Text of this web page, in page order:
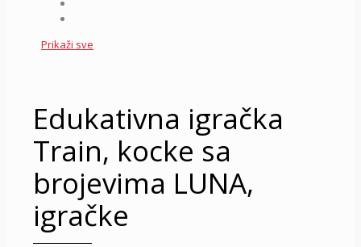
Prikaži sve
Edukativna igračka
Train, kocke sa
brojevima LUNA,
igračke